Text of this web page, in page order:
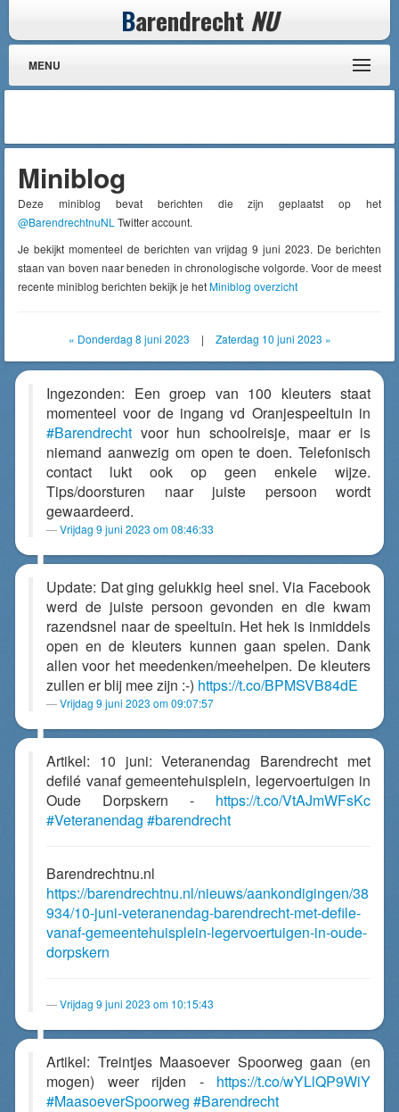
Barendrecht NU
MENU
Miniblog
Deze miniblog bevat berichten die zijn geplaatst op het
@BarendrechtnuNL Twitter account.
Je bekijkt momenteel de berichten van vrijdag 9 juni 2023. De berichten
staan van boven naar beneden in chronologische volgorde. Voor de meest
recente miniblog berichten bekijk je hetMiniblog overzicht
« Donderdag 8 juni 2023 | Zaterdag 10 juni 2023 »
Ingezonden: Een groep van 100 kleuters staat
momenteel voor de ingang vd Oranjespeeltuin in
#Barendrecht voor hun schoolreisje, maar er is
niemand aanwezig om open te doen. Telefonisch
contact lukt ook op geen enkele wijze.
Tips/doorsturen naar juiste persoon wordt
gewaardeerd.
Vrijdag 9 juni 2023 om 08:46:33
Update: Dat ging gelukkig heel snel. Via Facebook
werd de juiste persoon gevonden en die kwam
razendsnel naar de speeltuin. Het hek is inmiddels
open en de kleuters kunnen gaan spelen. Dank
allen voor het meedenken/meehelpen. De kleuters
zullen er blij mee zijn :-) https://t.co/BPMSVB84dE
Vrijdag 9 juni 2023 om 09:07:57
Artikel: 10 juni: Veteranendag Barendrecht met
defilé vanaf gemeentehuisplein, legervoertuigen in
Oude Dorpskern - https://t.co/VtAJmWFsKc
#Veteranendag #barendrecht
Barendrechtnu.nl
https://barendrechtnu.nl/nieuws/aankondigingen/38
934/10-juni-veteranendag-barendrecht-met-defile-
vanaf-gemeentehuisplein-legervoertuigen-in-oude-
dorpskern
Vrijdag 9 juni 2023 om 10:15:43
Artikel: Treintjes Maasoever Spoorweg gaan (en
mogen) weer rijden - https://t.co/wYLlQP9WiY
#MaasoeverSpoorweg #Barendrecht